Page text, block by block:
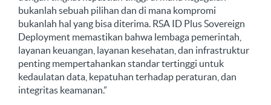
bukanlah sebuah pilihan dan di mana kompromi
bukanlah hal yang bisa diterima. RSA ID Plus Sovereign
Deployment memastikan bahwa lembaga pemerintah,
layanan keuangan, layanan kesehatan, dan infrastruktur
penting mempertahankan standar tertinggi untuk
kedaulatan data, kepatuhan terhadap peraturan, dan
integritas keamanan.”